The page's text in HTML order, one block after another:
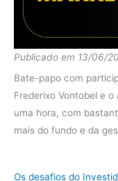
2015
2014
Publicado em 13/06/
Bate-papo com
Frederixo Vontobel e
uma hora, com
mais do fundo e da
Os desafios do